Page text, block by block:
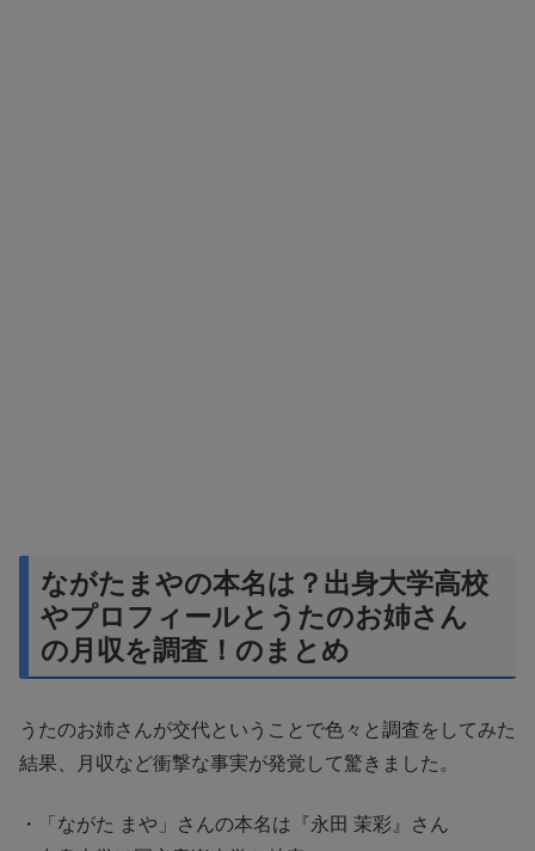
ながたまやの本名は？出身大学高校
やプロフィールとうたのお姉さん
の月収を調査！のまとめ
うたのお姉さんが交代ということで色々と調査をしてみた
結果、月収など衝撃な事実が発覚して驚きました。
・「ながた まや」さんの本名は『永田 茉彩』さん